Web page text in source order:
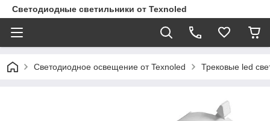
Светодиодные светильники от Texnoled
Светодиодное освещение от Texnoled Трековые led